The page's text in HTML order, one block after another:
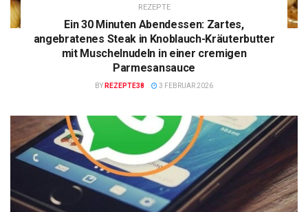
REZEPTE
Ein 30 Minuten Abendessen: Zartes,
angebratenes Steak in Knoblauch-Kräuterbutter
mit Muschelnudeln in einer cremigen
Parmesansauce
BY REZEPTE38 3 FEBRUAR 2026